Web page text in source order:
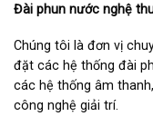
Đài phun nước nghệ
Chúng tôi là đơn vị
đặt các hệ thống đài
các hệ thống âm
công nghệ giải trí.